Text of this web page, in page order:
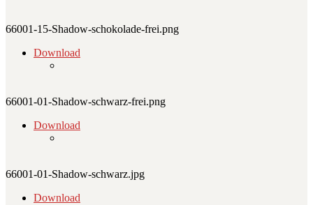
66001-15-Shadow-schokolade-frei.png
Download
66001-01-Shadow-schwarz-frei.png
Download
66001-01-Shadow-schwarz.jpg
Download